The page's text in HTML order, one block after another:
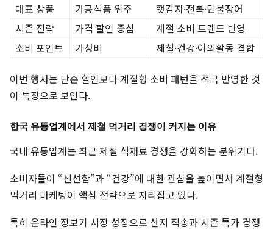
대표 상품
가공식품 위주
햇감자·전복·민물장어
시즌 전략
가격 할인 중심
계절 소비 트렌드 반영
소비 포인트
가성비 제철·건강·야외활동 결합
이번 행사는 단순 할인보다 계절형 소비 패턴을 적극 반영한 것
이 특징으로 보인다.
한국 유통업계에서 제철 먹거리 경쟁이 커지는 이유
국내 유통업계는 최근 제철 식재료 경쟁을 강화하는 분위기다.
소비자들이 “신선함”과 “건강”에 대한 관심을 높이면서 계절형
먹거리 마케팅이 핵심 전략으로 자리잡고 있다.
특히 온라인 장보기 시장 성장으로 산지 직송과 시즌 특가 경쟁